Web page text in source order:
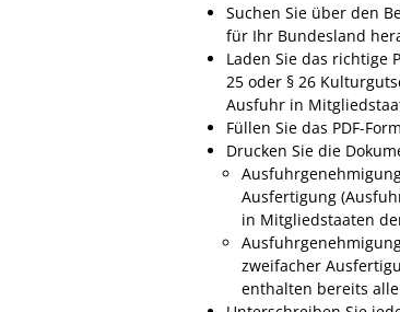
Suchen Sie über den
für Ihr Bundesland
Laden Sie das richtige
25 oder § 26
Ausfuhr in
Füllen Sie das PDF-
Drucken Sie die
Ausfertigung
in Mitgliedstaaten
zweifacher
enthalten bereits alle